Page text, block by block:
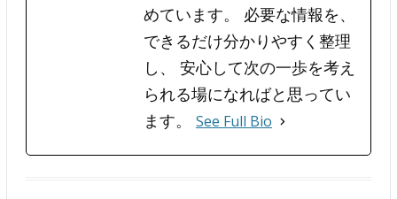
めています。 必要な情報を、
できるだけ分かりやすく整理
し、 安心して次の一歩を考え
られる場になればと思ってい
ます。 See Full Bio